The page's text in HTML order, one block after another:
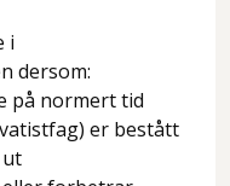
i
dersom:
på normert tid
er bestått